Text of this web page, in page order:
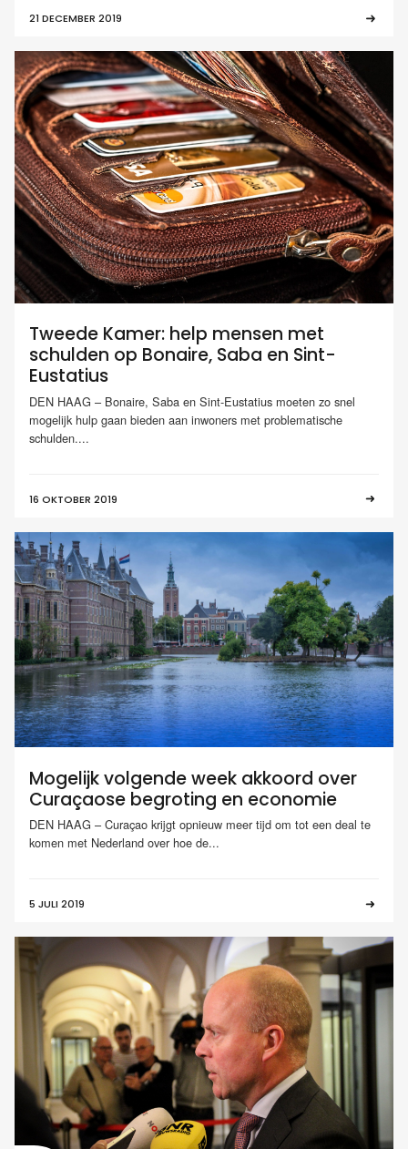
21 DECEMBER 2019
Tweede Kamer: help mensen met
schulden op Bonaire, Saba en Sint-
Eustatius
DEN HAAG – Bonaire, Saba en Sint-Eustatius moeten zo snel
mogelijk hulp gaan bieden aan inwoners met problematische
schulden....
16 OKTOBER 2019
Mogelijk volgende week akkoord over
Curaçaose begroting en economie
DEN HAAG – Curaçao krijgt opnieuw meer tijd om tot een deal te
komen met Nederland over hoe de...
5 JULI 2019